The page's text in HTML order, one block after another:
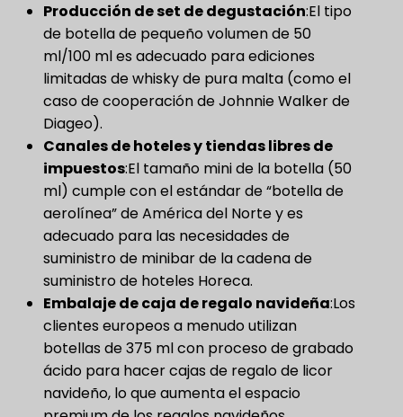
Producción de set de degustación​:El tipo
de botella de pequeño volumen de 50
ml/100 ml es adecuado para ediciones
limitadas de whisky de pura malta (como el
caso de cooperación de Johnnie Walker de
Diageo).
Canales de hoteles y tiendas libres de
impuestos​:El tamaño mini de la botella (50
ml) cumple con el estándar de “botella de
aerolínea” de América del Norte y es
adecuado para las necesidades de
suministro de minibar de la cadena de
suministro de hoteles Horeca.
Embalaje de caja de regalo navideña​:Los
clientes europeos a menudo utilizan
botellas de 375 ml con proceso de grabado
ácido para hacer cajas de regalo de licor
navideño, lo que aumenta el espacio